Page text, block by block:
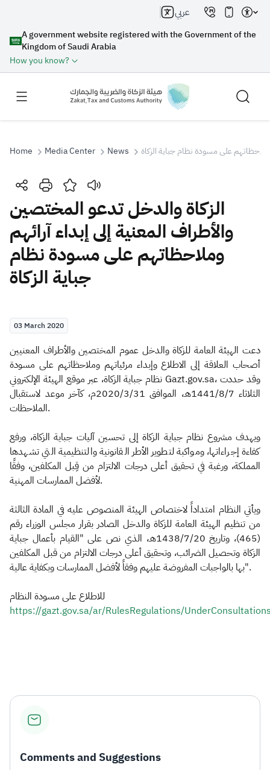
A government website registered with the Government of the
Kingdom of Saudi Arabia
How you know?
عربي
Search
Search Search AI
Suggestions
Real Estate Transactions
Home Media Center News وملاحظاتهم على مسودة نظام جباية الزكاة
الزكاة والدخل تدعو المختصين
والأطراف المعنية إلى إبداء آرائهم
وملاحظاتهم على مسودة نظام
جباية الزكاة
03 March 2020
​​​​دعت الهيئة العامة للزكاة والدخل عموم المختصين والأطراف المعنيين
أصحاب العلاقة إلى الاطلاع وإبداء مرئياتهم وملاحظاتهم على مسودة
نظام جباية الزكاة، عبر موقع الهيئة الإلكتروني Gazt.gov.sa، وقد حددت
الثلاثاء 1441/8/7هـ،​ الموافق 2020/3/31م، كآخر موعد لاستقبال
الملاحظات.
ويهدف مشروع نظام جباية الزكاة إلى تحسين آليات جباية الزكاة، ورفع
كفاءة إجراءاتها، ومواكبة لتطوير الأطر القانونية والتنظيمية التي تشهدها
المملكة، ورغبة في تحقيق أعلى درجات الالتزام من قِبل المكلفين، وفقًا
لأفضل الممارسات المهنية.
ويأتي النظام امتداداً لاختصاص الهيئة المنصوص عليه في المادة الثالثة
من تنظيم الهيئة العامة للزكاة والدخل الصادر بقرار مجلس الوزراء رقم
(465)، وتاريخ 1438/7/20هـ، الذي نص على "القيام بأعمال جباية
الزكاة وتحصيل الضرائب، وتحقيق أعلى درجات الالتزام من قبل المكلفين
بها بالواجبات المفروضة عليهم وفقاً لأفضل الممارسات وبكفاية عالية".
للاطلاع على مسودة النظام
https://gazt.gov.sa/ar/RulesRegulations/
Comments and Suggestions